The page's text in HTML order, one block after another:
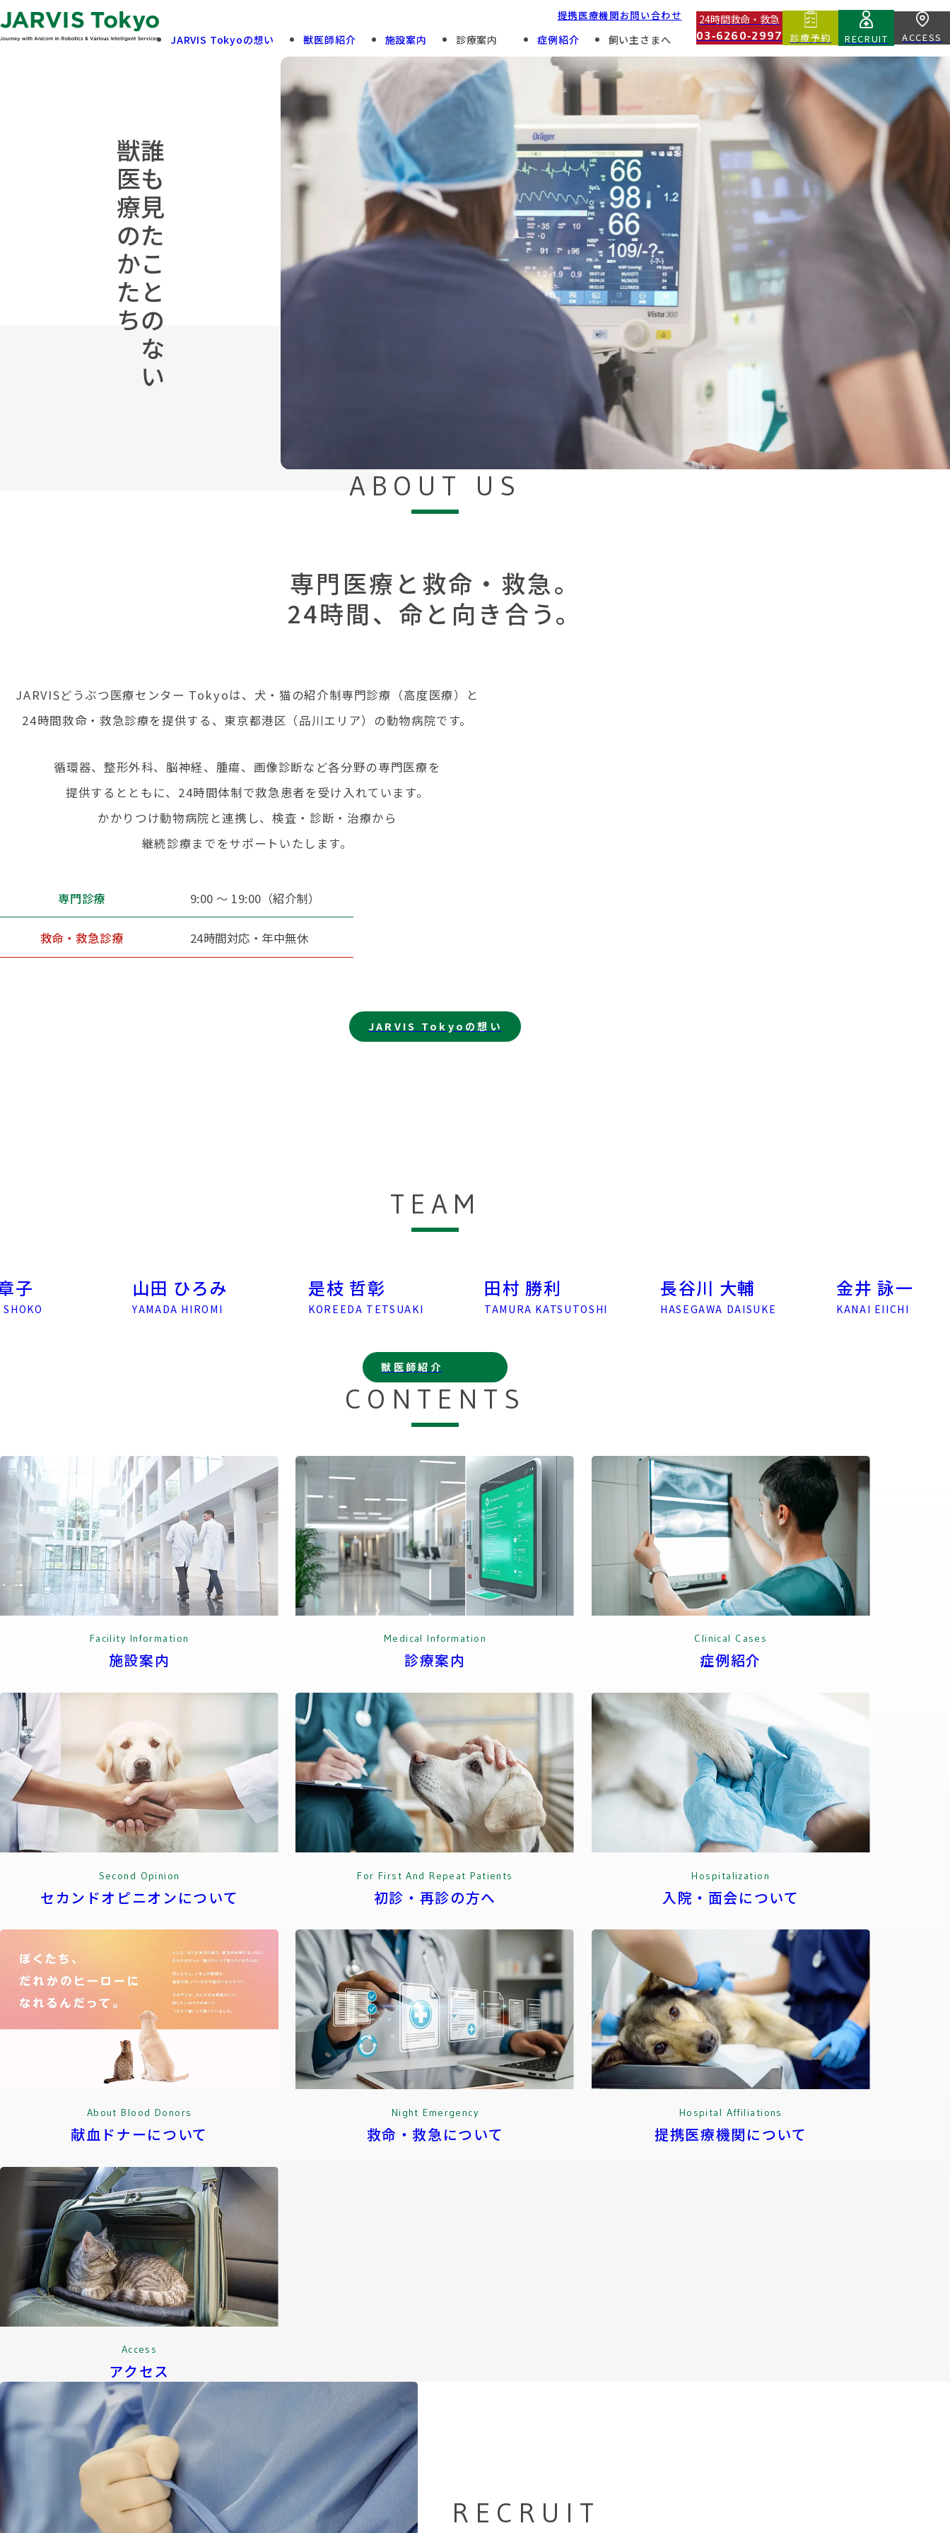
提携医療機関お問い合わせ
JARVIS Tokyoの想い 獣医師紹介 施設案内 診療案内
View More
Preventive Care
予防診療
Core Divisions
Specialty Divisions
専門診療部門
Education And Technical Divisions
教育・技術部門
症例紹介 飼い主さまへ
View More
For First And Repeat Patients
初診・再診
Second Opinion
セカンドオピニオン
Hospitalization
入院・面会について
About Blood Donors
献血ドナーについて
24時間救命・救急
03‑6260‑2997
診療予約 RECRUIT ACCESS
アクセス ACCESS 採用情報 RECRUIT
利用規約・プライバシーポリシー
獣
医
療
の
か
た
ち
誰
も
見
た
こ
と
の
な
い
ABOUT US
専門医療と救命・救急。
24時間、命と向き合う。
JARVISどうぶつ医療センター Tokyoは、犬・猫の紹介制専門診療（高度医療）と
24時間救命・救急診療を提供する、東京都港区（品川エリア）の動物病院です。
循環器、整形外科、脳神経、腫瘍、画像診断など各分野の専門医療を
提供するとともに、24時間体制で救急患者を受け入れています。
かかりつけ動物病院と連携し、検査・診断・治療から
継続診療までをサポートいたします。
専門診療 9:00 〜 19:00（紹介制）
救命・救急診療 24時間対応・年中無休
JARVIS Tokyoの想い
TEAM
山田 ひろみ
YAMADA HIROMI
是枝 哲彰
KOREEDA TETSUAKI
田村 勝利
TAMURA KATSUTOSHI
長谷川 大輔
HASEGAWA DAISUKE
金井 詠一
KANAI EIICHI
獣医師紹介
CONTENTS
Facility Information
施設案内
Medical Information
診療案内
Clinical Cases
症例紹介
Second Opinion
セカンドオピニオンについて
For First And Repeat Patients
初診・再診の方へ
Hospitalization
入院・面会について
About Blood Donors
献血ドナーについて
Night Emergency
救命・救急について
Hospital Affiliations
提携医療機関について
Access
アクセス
RECRUIT